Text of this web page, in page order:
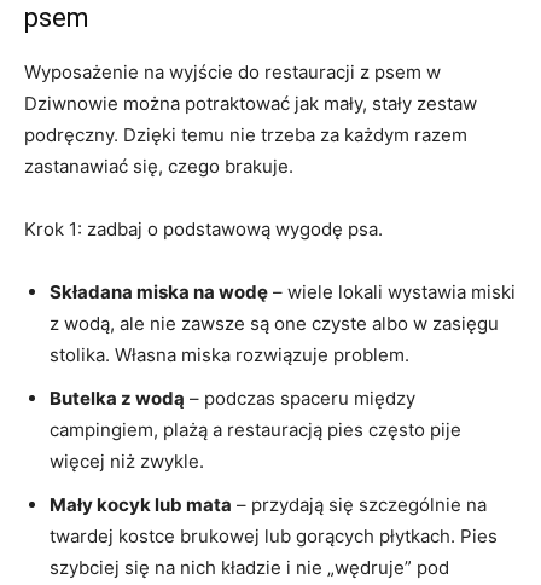
psem
Wyposażenie na wyjście do restauracji z psem w
Dziwnowie można potraktować jak mały, stały zestaw
podręczny. Dzięki temu nie trzeba za każdym razem
zastanawiać się, czego brakuje.
Krok 1: zadbaj o podstawową wygodę psa.
Składana miska na wodę – wiele lokali wystawia miski
z wodą, ale nie zawsze są one czyste albo w zasięgu
stolika. Własna miska rozwiązuje problem.
Butelka z wodą – podczas spaceru między
campingiem, plażą a restauracją pies często pije
więcej niż zwykle.
Mały kocyk lub mata – przydają się szczególnie na
twardej kostce brukowej lub gorących płytkach. Pies
szybciej się na nich kładzie i nie „wędruje” pod